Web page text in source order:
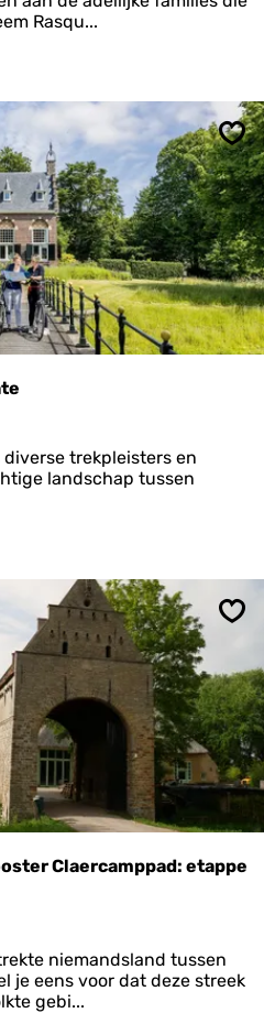
F
r
e
d
e
n
Rasqu...
trekpleisters en
landschap tussen
Claercamppad: etappe
niemandsland tussen
je eens voor dat deze streek
gebi...